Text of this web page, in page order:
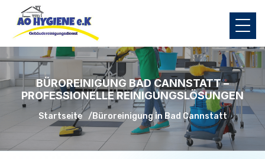
BÜROREINIGUNG BAD CANNSTATT –
PROFESSIONELLE REINIGUNGSLÖSUNGEN
Startseite Büroreinigung in Bad Cannstatt